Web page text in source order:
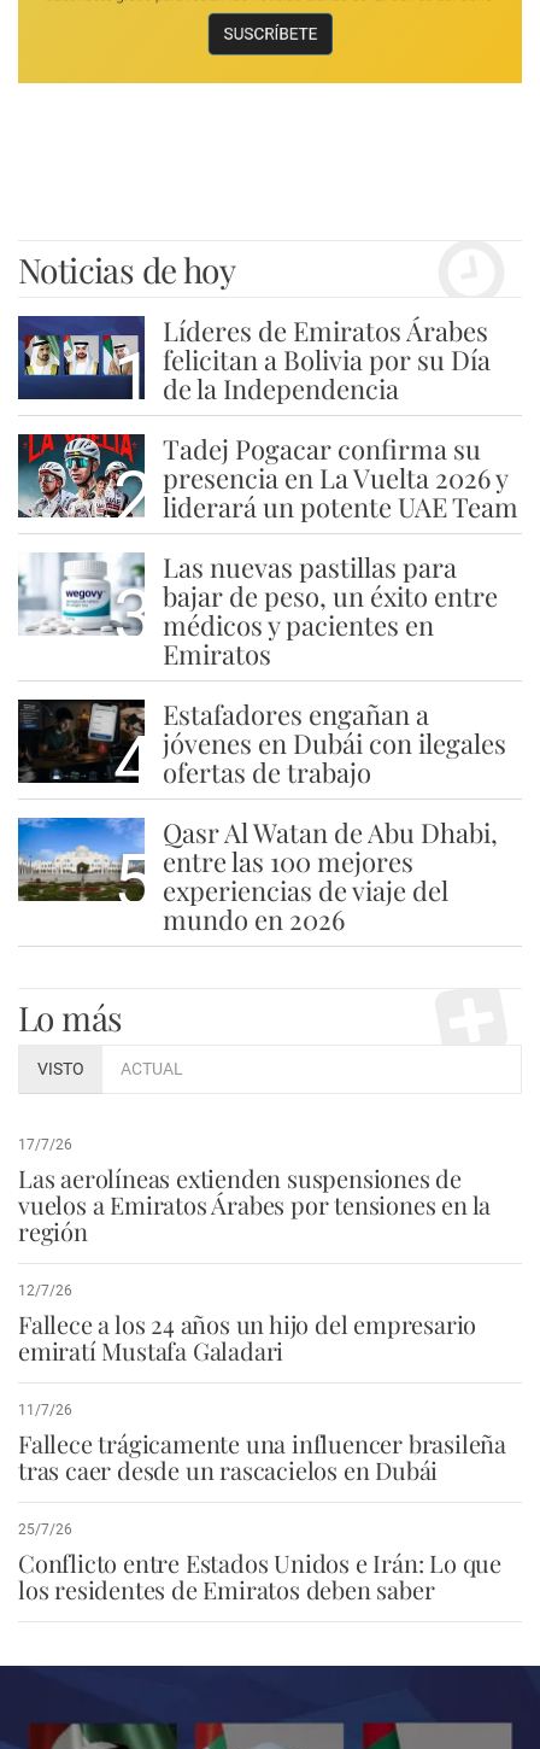
Noticias de hoy
1
Líderes de Emiratos Árabes
felicitan a Bolivia por su Día
de la Independencia
2
Tadej Pogacar confirma su
presencia en La Vuelta 2026 y
liderará un potente UAE Team
3
Las nuevas pastillas para
bajar de peso, un éxito entre
médicos y pacientes en
Emiratos
4
Estafadores engañan a
jóvenes en Dubái con ilegales
ofertas de trabajo
5
Qasr Al Watan de Abu Dhabi,
entre las 100 mejores
experiencias de viaje del
mundo en 2026
Lo más
VISTO ACTUAL
17/7/26
Las aerolíneas extienden suspensiones de
vuelos a Emiratos Árabes por tensiones en la
región
12/7/26
Fallece a los 24 años un hijo del empresario
emiratí Mustafa Galadari
11/7/26
Fallece trágicamente una influencer brasileña
tras caer desde un rascacielos en Dubái
25/7/26
Conflicto entre Estados Unidos e Irán: Lo que
los residentes de Emiratos deben saber